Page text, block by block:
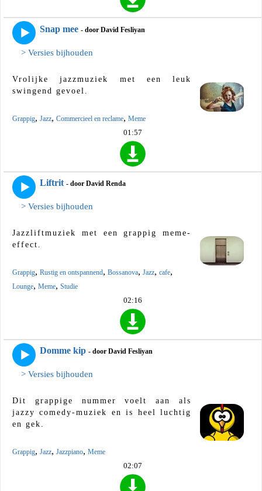
Snap mee - door David Fesliyan
> Versies bijhouden
Vrolijke jazzmuziek met een leuk
swingend gevoel.
Grappig, Jazz, Commercieel en reclame, Meme
01:57
Liftrit - door David Renda
> Versies bijhouden
Jazzliftmuziek met een grappig meme-
effect.
Grappig, Rustig en ontspannend, Bossanova, Jazz, cafe,
Lounge, Meme, Studie
02:16
Domme kip - door David Fesliyan
> Versies bijhouden
Dit grappige nummer voelt aan als
jazzy comedy-muziek en is heel luchtig
en gek.
Grappig, Jazz, Jazzpiano, Meme
02:07